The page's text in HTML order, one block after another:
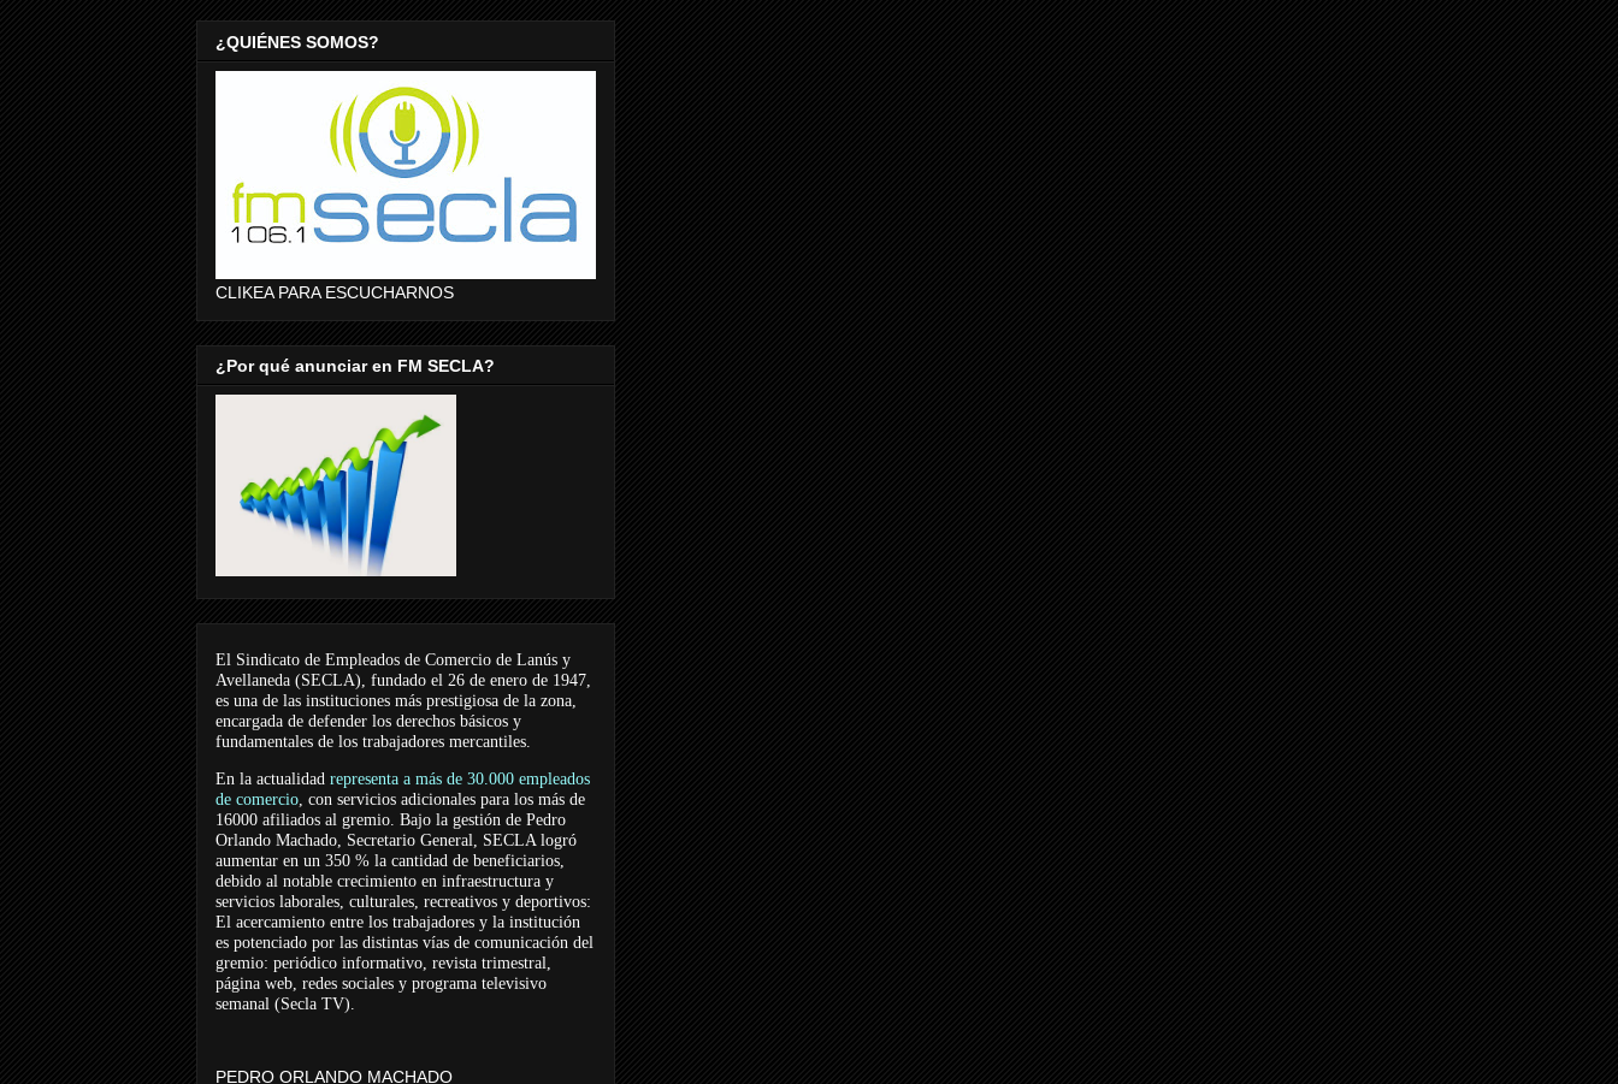
¿QUIÉNES SOMOS?
CLIKEA PARA ESCUCHARNOS
¿Por qué anunciar en FM SECLA?
El Sindicato de Empleados de Comercio de Lanús y
Avellaneda (SECLA), fundado el 26 de enero de 1947,
es una de las instituciones más prestigiosa de la zona,
encargada de defender los derechos básicos y
fundamentales de los trabajadores mercantiles.
En la actualidad representa a más de 30.000 empleados
de comercio, con servicios adicionales para los más de
16000 afiliados al gremio. Bajo la gestión de Pedro
Orlando Machado, Secretario General, SECLA logró
aumentar en un 350 % la cantidad de beneficiarios,
debido al notable crecimiento en infraestructura y
servicios laborales, culturales, recreativos y deportivos:
El acercamiento entre los trabajadores y la institución
es potenciado por las distintas vías de comunicación del
gremio: periódico informativo, revista trimestral,
página web, redes sociales y programa televisivo
semanal (Secla TV).
PEDRO ORLANDO MACHADO